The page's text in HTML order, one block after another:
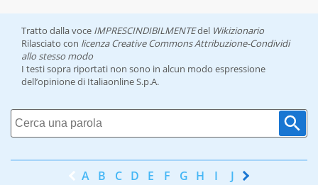
Tratto dalla voce IMPRESCINDIBILMENTEdel Wikizionario
Rilasciato con licenza Creative Commons Attribuzione-Condividi
allo stesso modo
I testi sopra riportati non sono in alcun modo espressione
dell’opinione di Italiaonline S.p.A.
A B C D E F G H I J K